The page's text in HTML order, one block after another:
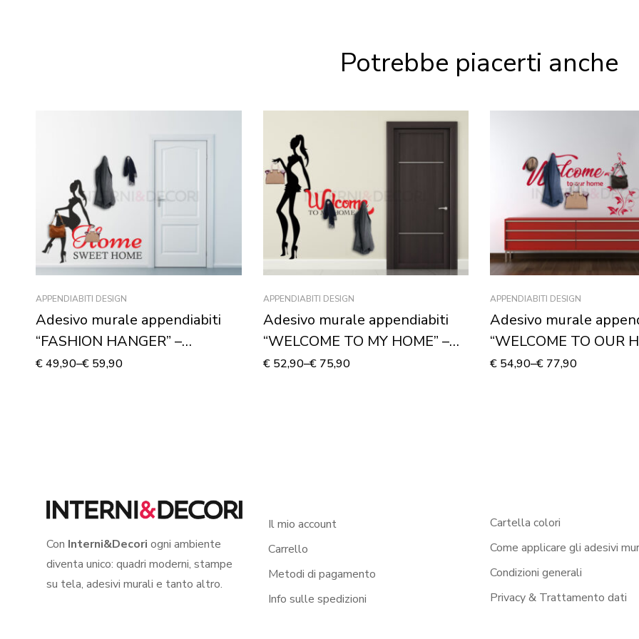
Potrebbe piacerti anche
APPENDIABITI DESIGN
Adesivo murale appendiabiti
“FASHION HANGER” –
Appendiabiti design
€49,90–€ 59,90
APPENDIABITI DESIGN
Adesivo murale appendiabiti
“WELCOME TO MY HOME” –
Appendiabiti design
€52,90–€75,90
APPENDIABITI DESIGN
Adesivo murale
“WELCOME TO OUR
€ 54,90–€ 77,90
Con Interni&Decori ogni ambiente
diventa unico: quadri moderni, stampe
su tela, adesivi murali e tanto altro.
Il mio account
Carrello
Metodi di pagamento
Info sulle spedizioni
Cartella colori
Come applicare gli adesivi
Condizioni generali
Privacy & Trattamento dati